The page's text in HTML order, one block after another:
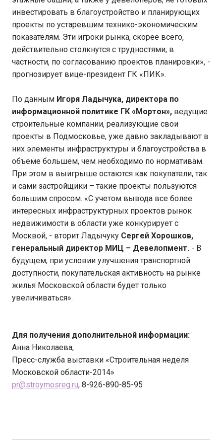
инвестировать в благоустройство и планирующих
проекты по устаревшим технико-экономическим
показателям. Эти игроки рынка, скорее всего,
действительно столкнутся с трудностями, в
частности, по согласованию проектов планировки», -
прогнозирует вице-президент ГК «ПИК».
По данным Игоря Ладычука, директора по
информационной политике ГК «Мортон», ведущие
строительные компании, реализующие свои
проекты в Подмосковье, уже давно закладывают в
них элементы инфраструктуры и благоустройства в
объеме большем, чем необходимо по нормативам.
При этом в выигрыше остаются как покупатели, так
и сами застройщики – такие проекты пользуются
большим спросом. «С учетом вывода все более
интересных инфраструктурных проектов рынок
недвижимости в области уже конкурирует с
Москвой, - вторит Ладычуку Сергей Хорошков,
генеральный директор МИЦ – Девелопмент. - В
будущем, при условии улучшения транспортной
доступности, покупательская активность на рынке
жилья Московской области будет только
увеличиваться».
Для получения дополнительной информации:
Анна Николаева,
Пресс-служба выставки «Строительная неделя
Московской области-2014»
pr@stroymosreg.ru, 8-926-890-85-95